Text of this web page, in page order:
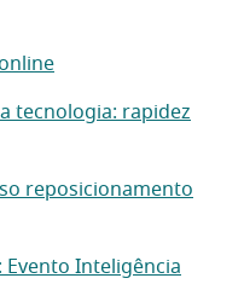
tecnologia: rapidez
reposicionamento
Evento Inteligência